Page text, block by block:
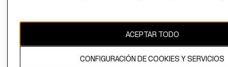
El contenido de esta página web está protegido por copyright y es
propiedad de H&M Hennes & Mauritz AB.
ACEPTAR TODO
CONFIGURACIÓN DE COOKIES Y SERVICIOS